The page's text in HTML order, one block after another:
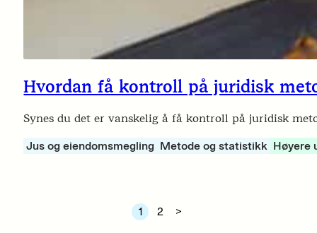
Hvordan få kontroll på juridisk
Synes du det er vanskelig å få kontroll på juridisk
Jus og eiendomsmegling Metode og statistikk Høyere
1 2